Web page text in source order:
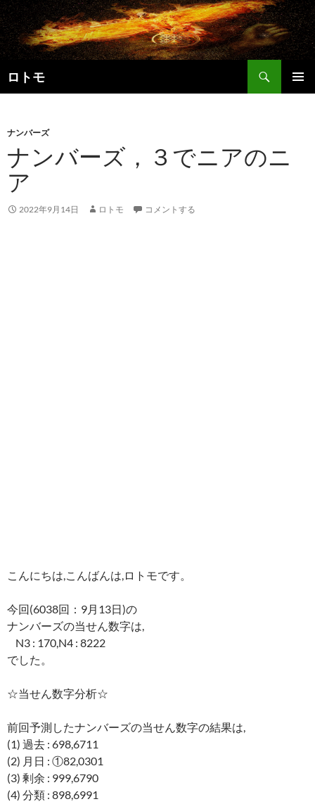
コ
ン
テ
ン
ツ
へ
プ
ロトモ
索
ナンバーズ
ナンバーズ，３でニアのニ
ア
2022年9月14日 ロトモ コメントする
こんにちは,こんばんは,ロトモです。
今回(6038回：9月13日)の
ナンバーズの当せん数字は,
N3 : 170,N4 : 8222
でした。
☆当せん数字分析☆
前回予測したナンバーズの当せん数字の結果は,
(1) 過去 : 698,6711
(2) 月日 : ①82,0301
(3) 剰余 : 999,6790
(4) 分類 : 898,6991